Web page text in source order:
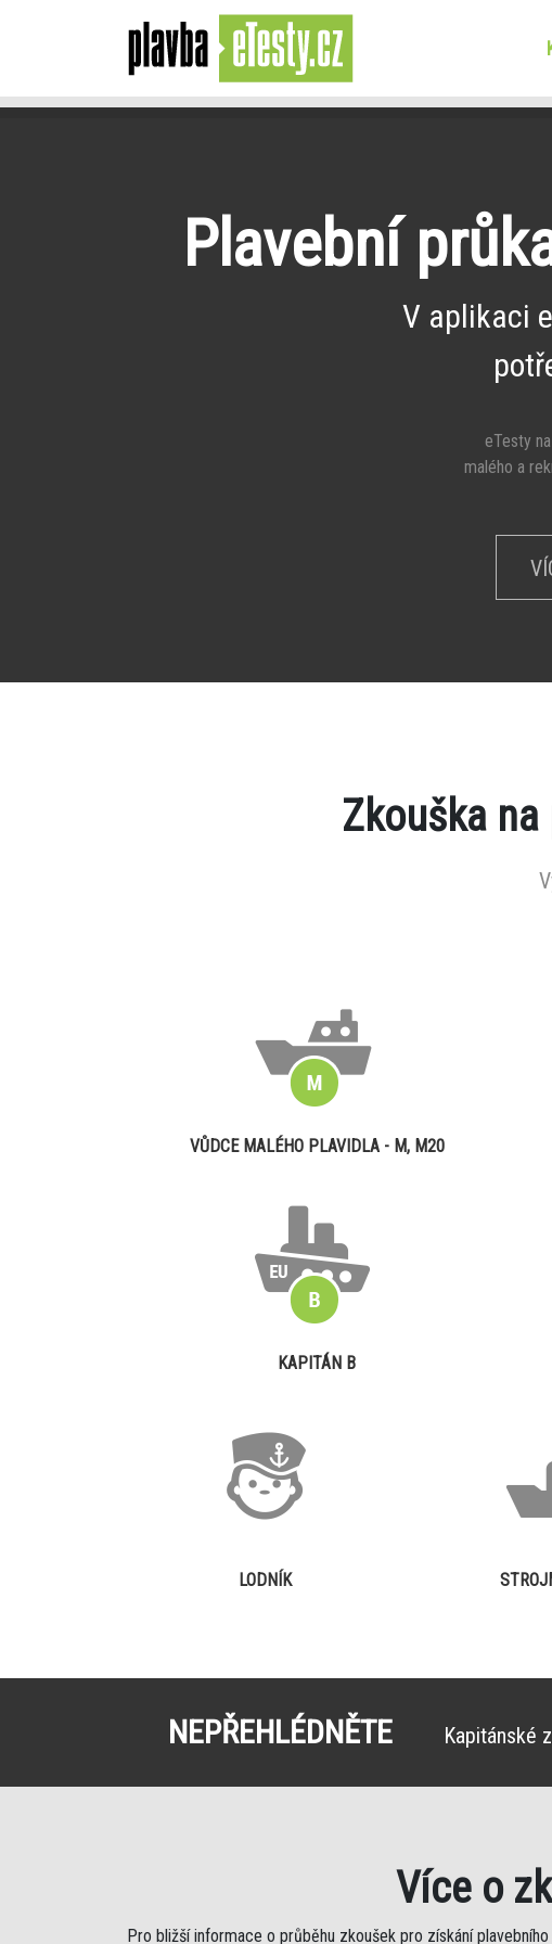
Plavební
V aplikaci
eTesty
malého a
Zkouška
VŮDCE MALÉHO PLAVIDLA - M, M20
KAPITÁN B
LODNÍK
NEPŘEHLÉDNĚTE Kapitánské
Více o
Pro bližší informace o průběhu zkoušek pro získání